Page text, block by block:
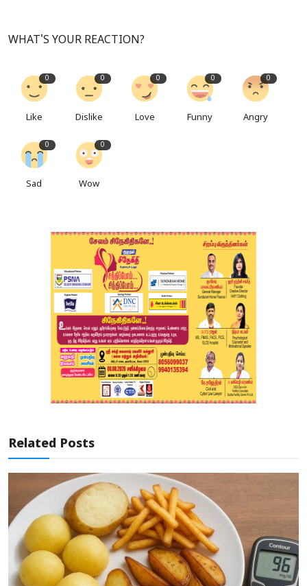
WHAT'S YOUR REACTION?
0
Like
0
Dislike
0
Love
0
Funny
0
Angry
0
Sad
0
Wow
Related Posts